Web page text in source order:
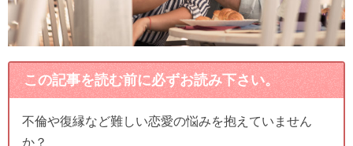
この記事を読む前に必ずお読み下さい。
不倫や復縁など難しい恋愛の悩みを抱えていません
か？